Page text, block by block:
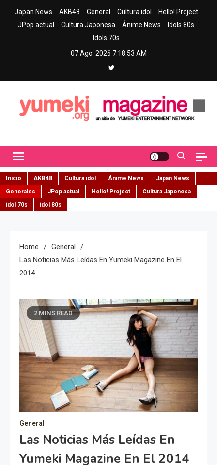
Japan News AKB48 General Cultura idol
Hello! Project
JPop actual
Cultura Japonesa Ánime News
Idols 80s
Idols 70s
07 Ago, 2026 7:18:55 AM
Inicio AKB48 Cultura idol Ánime News
Japan News
Generales
JPop actual Hello! Project
Cultura Japonesa
idol 70s
idol 80s
Home
General
Las Noticias Más Leídas En Yumeki Magazine En El
2014
2 MINS READ
General
Las Noticias Más Leídas En
Yumeki Magazine En El 2014